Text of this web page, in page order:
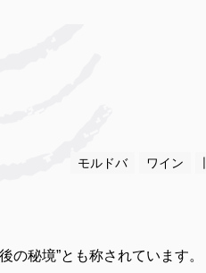
モルドバ ワイン
秘境”とも称されています。